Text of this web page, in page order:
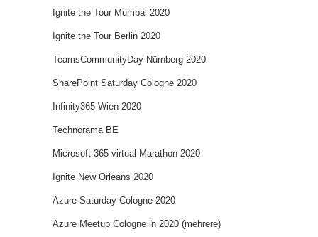
Ignite the Tour Mumbai 2020
Ignite the Tour Berlin 2020
TeamsCommunityDay Nürnberg 2020
SharePoint Saturday Cologne 2020
Infinity365 Wien 2020
Technorama BE
Microsoft 365 virtual Marathon 2020
Ignite New Orleans 2020
Azure Saturday Cologne 2020
Azure Meetup Cologne in 2020 (mehrere)